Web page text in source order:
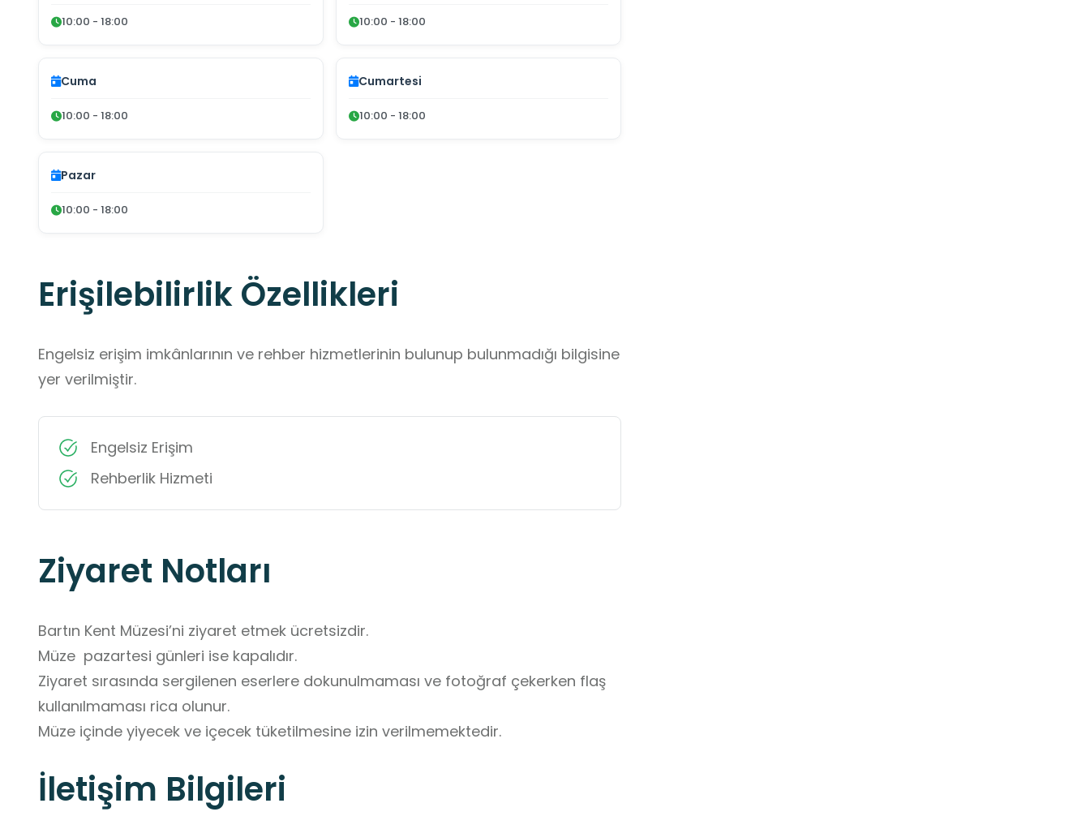
10:00 - 18:00 10:00 - 18:00
Cuma
10:00 - 18:00
Cumartesi
10:00 - 18:00
Pazar
10:00 - 18:00
Erişilebilirlik Özellikleri
Engelsiz erişim imkânlarının ve rehber hizmetlerinin bulunup bulunmadığı bilgisine
yer verilmiştir.
Engelsiz Erişim
Rehberlik Hizmeti
Ziyaret Notları
Bartın Kent Müzesi’ni ziyaret etmek ücretsizdir.
Müze  pazartesi günleri ise kapalıdır.
Ziyaret sırasında sergilenen eserlere dokunulmaması ve fotoğraf çekerken flaş
kullanılmaması rica olunur.
Müze içinde yiyecek ve içecek tüketilmesine izin verilmemektedir.
İletişim Bilgileri